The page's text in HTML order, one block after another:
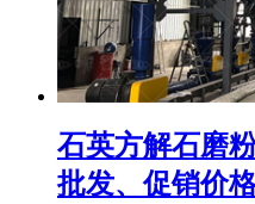
石英方解石磨
批发、促销价